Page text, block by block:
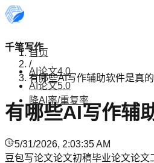
千笔写作
AI论文4.0
AI论文5.0
降AI率/重复率
首页
/
有哪些AI写作辅助软件是真
有哪些AI写作辅
5/31/2026, 2:03:35 AM
豆包写论文论文初稿毕业论文论文